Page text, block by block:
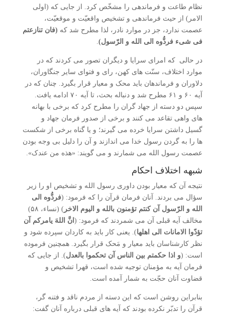
نظام طاعت و فرماندهی را مشخّص کرد. از جایی که (اولی
الامر) از حیث فرماندهی و تشخیص واقعیّت و موقعیّت،
عصمت ندارد، جز در موارد نادر، لذا مطرح شد که (فان تنازعتم
فی شیء فردُّوه الی الله و الرّسول).
در حالی که امرای سرایا و دیگران تصور می کردند که در
موارد اختلاف، سنّت های کهن، رای و فتوای سایر جنگاوران،
دلاوران و فرماندهان باید محک و معیار قرار بگیرد. چنان که در
آیه ۶۰ و ۶۱ مطرح شد و دنباله بحث، تا آیه ۷۰ ادامه یافت.
سپس دو دسته از جهاد گران را مطرح کرد که برخی با بهانه
های واهی تقاعد می کنند و برخی از صدور فرمان جهاد و
گسیل داشتن سرایا خرده می گیرند؛ و یا گناه برخی از شکست
ها را به گردن رسول خدا می اندازند و آن را دلیل بی وجه بودن
عصمت رسول الله می شمارند و می گویند: «هذه من عندک».
شبهه اختلاف احکام
نتیجه آن که معیار بودن داوری رسول الله و تشخیص او را زیر
سؤال می بردند. آنان فرمان قرآن را که فرمود: (فردُّوه الی
الله و الرّسول آن کنتم تؤمنون بالله و الیوم الاخر
) (نساء، ۵۸)
مخالف آیه قبلی آن می شمردند که فرمود: (انَّ اللهَ یامرکم آن
تؤدّوا الامانات الی اهلها). یعنی کار باید به کاردان سپرده شود و
نظر کارشناسان باید معیار و مَحک قرار بگیرد. همچنین فرموده
است: (و اذا حکمتم بین الناس آن تحکموا بالعدل). از جایی که
فرمان آیه به مؤمنان توجیه شده است، قهرا تشخیص و
قضاوت آنان حجّت به شمار آمده است.
بنابراین روشن است که این دسته از مردم ناقد و فتنه گر،
قرآن را تدبّر نکرده بودند که آیه های قبلی درباره آنان گفت: